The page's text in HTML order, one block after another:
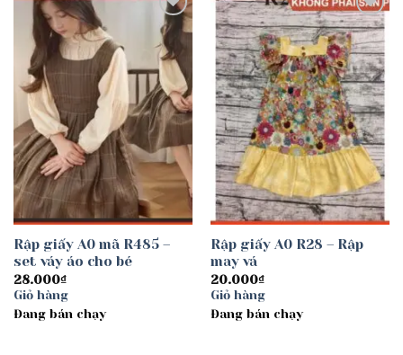
Add to
wishlist
Rập giấy A0 mã R485 –
set váy áo cho bé
28.000₫
Giỏ hàng
Đang bán chạy
Add to
wishlist
Rập giấy A0 R28 – Rập
may vá
20.000₫
Giỏ hàng
Đang bán chạy